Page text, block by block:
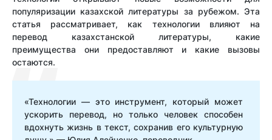
популяризации казахской литературы за рубежом. Эта
статья рассматривает, как технологии влияют на
перевод казахстанской литературы, какие
преимущества они предоставляют и какие вызовы
остаются.
«Технологии — это инструмент, который может
ускорить перевод, но только человек способен
вдохнуть жизнь в текст, сохранив его культурную